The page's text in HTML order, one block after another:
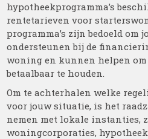
hypotheekprogramma’s
rentetarieven voor
programma’s zijn bedoeld om
ondersteunen bij de
woning en kunnen helpen
betaalbaar te houden.
Om te achterhalen welke
voor jouw situatie, is het
nemen met lokale instanties,
woningcorporaties,